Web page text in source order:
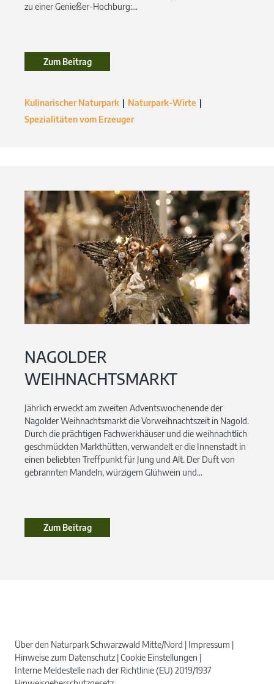
zu einer Genießer-Hochburg:...
Zum Beitrag
Kulinarischer Naturpark
Naturpark-Wirte
Spezialitäten vom Erzeuger
NAGOLDER
WEIHNACHTSMARKT
Jährlich erweckt am zweiten Adventswochenende der
Nagolder Weihnachtsmarkt die Vorweihnachtszeit in Nagold.
Durch die prächtigen Fachwerkhäuser und die weihnachtlich
geschmückten Markthütten, verwandelt er die Innenstadt in
einen beliebten Treffpunkt für Jung und Alt. Der Duft von
gebrannten Mandeln, würzigem Glühwein und...
Zum Beitrag
Über den Naturpark Schwarzwald Mitte/Nord
Impressum
Hinweise zum Datenschutz Cookie Einstellungen
Interne Meldestelle nach der Richtlinie (EU) 2019/1937